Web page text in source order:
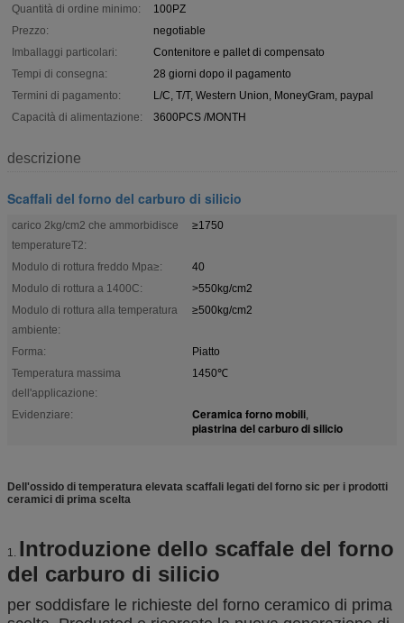
Quantità di ordine minimo:
100PZ
Prezzo:
negotiable
Imballaggi particolari:
Contenitore e pallet di compensato
Tempi di consegna:
28 giorni dopo il pagamento
Termini di pagamento:
L/C, T/T, Western Union, MoneyGram, paypal
Capacità di alimentazione:
3600PCS /MONTH
descrizione
Scaffali del forno del carburo di silicio
carico 2kg/cm2 che ammorbidisce
temperatureT2:
≥1750
Modulo di rottura freddo Mpa≥:
40
Modulo di rottura a 1400C:
>550kg/cm2
Modulo di rottura alla temperatura
ambiente:
≥500kg/cm2
Forma:
Piatto
Temperatura massima
dell'applicazione:
1450℃
Evidenziare: Ceramica forno mobili,
piastrina del carburo di silicio
Dell'ossido di temperatura elevata scaffali legati del forno sic per i prodotti
ceramici di prima scelta
1. Introduzione dello scaffale del forno
del carburo di silicio
per soddisfare le richieste del forno ceramico di prima